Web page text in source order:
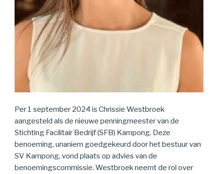
Per 1 september 2024 is Chrissie Westbroek
aangesteld als de nieuwe penningmeester van de
Stichting Facilitair Bedrijf (SFB) Kampong. Deze
benoeming, unaniem goedgekeurd door het bestuur van
SV Kampong, vond plaats op advies van de
benoemingscommissie. Westbroek neemt de rol over